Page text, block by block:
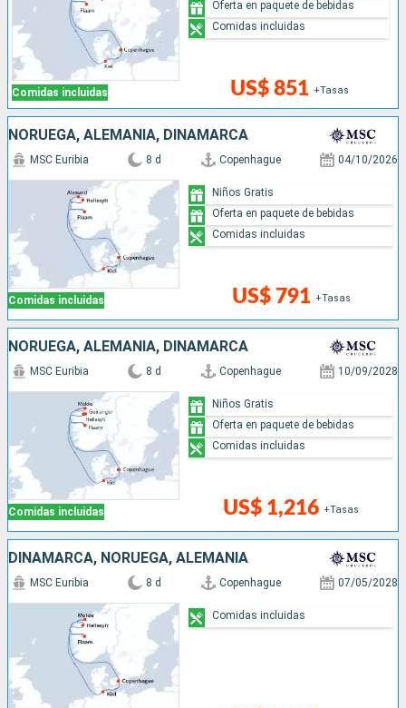
Comidas incluidas US$ 851 +Tasas
Oferta en paquete de bebidas
Comidas incluidas
NORUEGA, ALEMANIA, DINAMARCA
Comidas incluidas
MSC Euribia 8 d Copenhague 04/10/2026
US$ 791 +Tasas
Niños Gratis
Oferta en paquete de bebidas
Comidas incluidas
NORUEGA, ALEMANIA, DINAMARCA
Comidas incluidas
MSC Euribia 8 d Copenhague 10/09/2028
US$ 1,216 +Tasas
Niños Gratis
Oferta en paquete de bebidas
Comidas incluidas
DINAMARCA, NORUEGA, ALEMANIA
MSC Euribia 8 d Copenhague 07/05/2028
Comidas incluidas